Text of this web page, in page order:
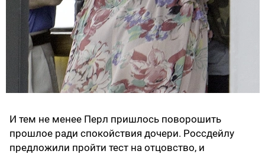
И тем не менее Перл пришлось поворошить
прошлое ради спокойствия дочери. Россдейлу
предложили пройти тест на отцовство, и